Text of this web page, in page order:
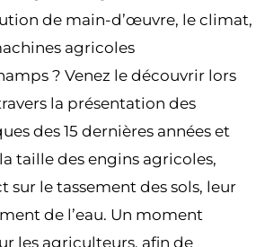
de main-d’œuvre, le climat,
agricoles
? Venez le découvrir lors
la présentation des
des 15 dernières années et
taille des engins agricoles,
sur le tassement des sols, leur
de l’eau. Un moment
les agriculteurs, afin de